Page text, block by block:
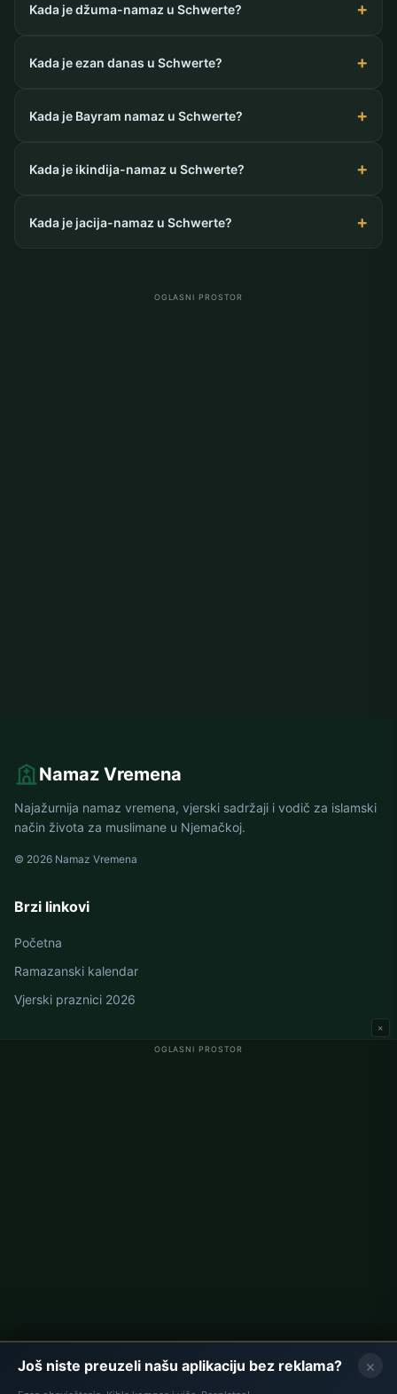
Kada je džuma-namaz u Schwerte?
Kada je ezan danas u Schwerte?
Kada je Bayram namaz u Schwerte?
Kada je ikindija-namaz u Schwerte?
Kada je jacija-namaz u Schwerte?
OGLASNI PROSTOR
OGLASNI PROSTOR
×
Namaz Vremena
Najažurnija namaz vremena, vjerski sadržaji i vodič za islamski
način života za muslimane u Njemačkoj.
© 2026 Namaz Vremena
Brzi linkovi
Početna
Ramazanski kalendar
Vjerski praznici 2026
Namaz vremena u Njemačkoj
×
Još niste preuzeli našu aplikaciju bez reklama?